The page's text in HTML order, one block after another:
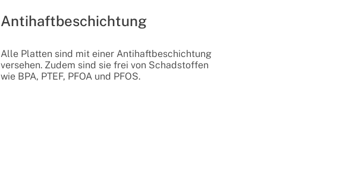
Antihaftbeschichtung
Alle Platten sind mit einer Antihaftbeschichtung
versehen. Zudem sind sie frei von Schadstoffen
wie BPA, PTEF, PFOA und PFOS.